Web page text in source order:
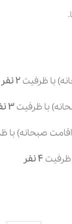
با ظرفیت2نفر
با ظرفیت3
صبحانه)با
ظرفیت 4نفر